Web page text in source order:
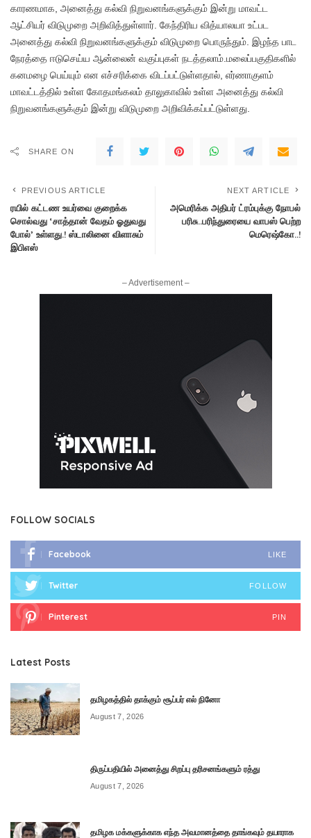
காரணமாக, அனைத்து கல்வி நிறுவனங்களுக்கும் இன்று மாவட்ட
ஆட்சியர் விடுமுறை அறிவித்துள்ளார். கேந்திரிய வித்யாலயா உட்பட
அனைத்து கல்வி நிறுவனங்களுக்கும் விடுமுறை பொருந்தும். இழந்த பாட
நேரத்தை ஈடுசெய்ய ஆன்லைன் வகுப்புகள் நடத்தலாம்.மலைப்பகுதிகளில்
கனமழை பெய்யும் என எச்சரிக்கை விடப்பட்டுள்ளதால், எர்ணாகுளம்
மாவட்டத்தில் உள்ள கோதமங்கலம் தாலுகாவில் உள்ள அனைத்து கல்வி
நிறுவனங்களுக்கும் இன்று விடுமுறை அறிவிக்கப்பட்டுள்ளது.
SHARE ON
PREVIOUS ARTICLE
ரயில் கட்டண உயர்வை குறைக்க
சொல்வது ‘சாத்தான் வேதம் ஓதுவது
போல்’ உள்ளது.! ஸ்டாலினை விளாசும்
இபிஎஸ்
NEXT ARTICLE
அமெரிக்க அதிபர் ட்ரம்புக்கு நோபல்
பரிசு..பரிந்துரையை வாபஸ் பெற்ற
மெரெஷ்கோ..!
– Advertisement –
FOLLOW SOCIALS
Facebook LIKE
Twitter FOLLOW
Pinterest PIN
Latest Posts
தமிழகத்தில் தாக்கும் சூப்பர் எல் நினோ
August 7, 2026
திருப்பதியில் அனைத்து சிறப்பு தரிசனங்களும் ரத்து
August 7, 2026
தமிழக மக்களுக்காக எந்த அவமானத்தை தாங்கவும் தயாராக